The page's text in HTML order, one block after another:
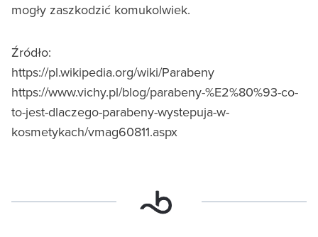
mogły zaszkodzić komukolwiek.
Źródło:
https://pl.wikipedia.org/wiki/Parabeny
https://www.vichy.pl/blog/parabeny-%E2%80%93-co-
to-jest-dlaczego-parabeny-wystepuja-w-
kosmetykach/vmag60811.aspx